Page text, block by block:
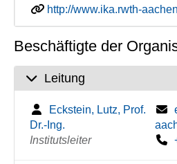
http://www.ika.rwth-
Beschäftigte der
Leitung
Eckstein, Lutz, Prof.
Dr.-Ing.
Institutsleiter